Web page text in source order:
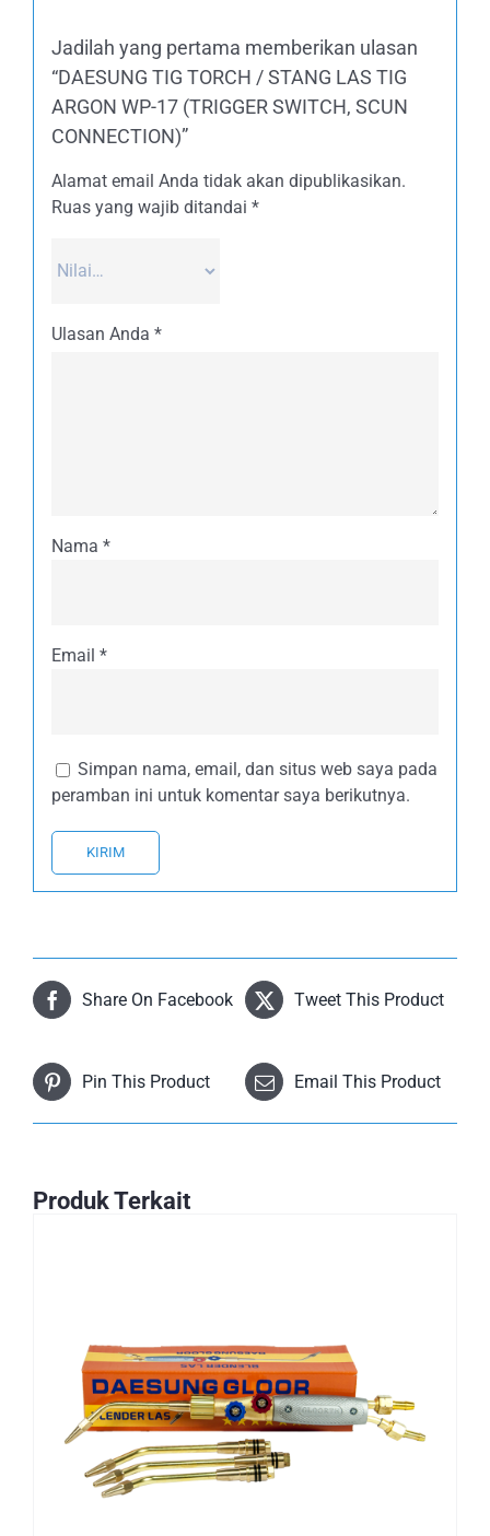
Jadilah yang pertama memberikan ulasan
“DAESUNG TIG TORCH / STANG LAS TIG
ARGON WP-17 (TRIGGER SWITCH, SCUN
CONNECTION)”
Alamat email Anda tidak akan dipublikasikan.
Ruas yang wajib ditandai *
Ulasan Anda *
Nama *
Email *
Simpan nama, email, dan situs web saya pada
peramban ini untuk komentar saya berikutnya.
Share On Facebook Tweet This Product
Pin This Product Email This Product
Produk Terkait